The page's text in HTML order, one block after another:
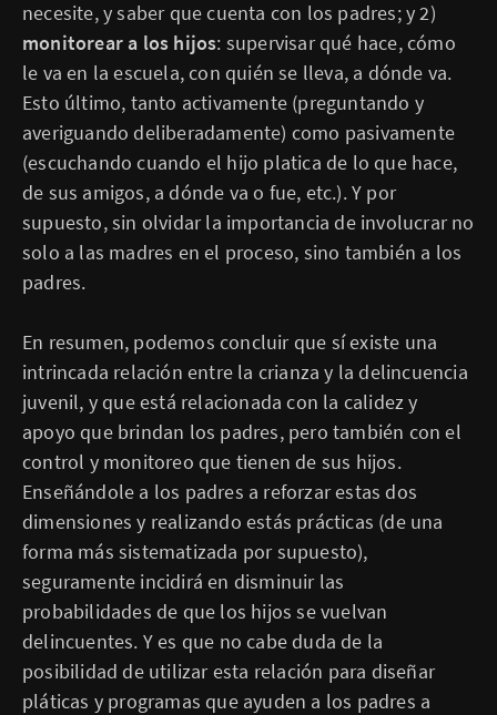
necesite, y saber que cuenta con los padres; y 2)
monitorear a los hijos: supervisar qué hace, cómo
le va en la escuela, con quién se lleva, a dónde va.
Esto último, tanto activamente (preguntando y
averiguando deliberadamente) como pasivamente
(escuchando cuando el hijo platica de lo que hace,
de sus amigos, a dónde va o fue, etc.). Y por
supuesto, sin olvidar la importancia de involucrar no
solo a las madres en el proceso, sino también a los
padres.
En resumen, podemos concluir que sí existe una
intrincada relación entre la crianza y la delincuencia
juvenil, y que está relacionada con la calidez y
apoyo que brindan los padres, pero también con el
control y monitoreo que tienen de sus hijos.
Enseñándole a los padres a reforzar estas dos
dimensiones y realizando estás prácticas (de una
forma más sistematizada por supuesto),
seguramente incidirá en disminuir las
probabilidades de que los hijos se vuelvan
delincuentes. Y es que no cabe duda de la
posibilidad de utilizar esta relación para diseñar
pláticas y programas que ayuden a los padres a